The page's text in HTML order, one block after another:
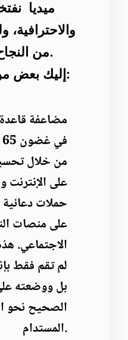
ميديا
من النجاح لإثبات ذلك.
إليك بعض من قصص نجاحنا:
مضاعفة
من خلال
على الإنترنت
حملات
على منصات
الاجتماعي.
لم تقم فقط
بل ووضعته
الصحيح نحو
المستدام.